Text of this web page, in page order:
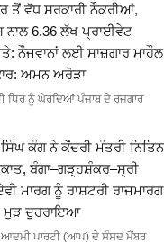
ਤੋਂ ਵੱਧ ਸਰਕਾਰੀ ਨੌਕਰੀਆਂ,
ਨਾਲ 6.36 ਲੱਖ ਪ੍ਰਾਈਵੇਟ
ਨੌਜਵਾਨਾਂ ਲਈ ਸਾਜ਼ਗਾਰ ਮਾਹੌਲ
ਅਮਨ ਅਰੋੜਾ
ਧਿਰ ਨੂੰ ਘੇਰਦਿਆਂ ਪੰਜਾਬ ਦੇ ਰੁਜ਼ਗਾਰ
ਕੰਗ ਨੇ ਕੇਂਦਰੀ ਮੰਤਰੀ ਨਿਤਿਨ
ਬੰਗਾ–ਗੜ੍ਹਸ਼ੰਕਰ–ਸ੍ਰੀ
ਮਾਰਗ ਨੂੰ ਰਾਸ਼ਟਰੀ ਰਾਜਮਾਰਗ
ਮੁੜ ਦੁਹਰਾਇਆ
ਪਾਰਟੀ (ਆਪ) ਦੇ ਸੰਸਦ ਮੈਂਬਰ